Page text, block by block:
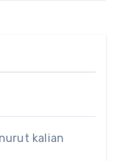
kalian